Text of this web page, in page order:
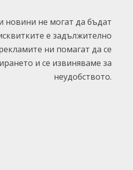
не могат да бъдат
е задължително
ни помагат да се
и се извиняваме за
неудобството.